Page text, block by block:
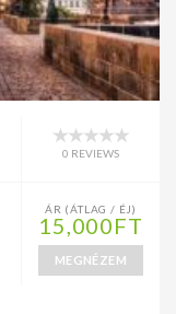
0 REVIEWS
ÁR (ÁTLAG / ÉJ)
15,000FT
MEGNÉZEM